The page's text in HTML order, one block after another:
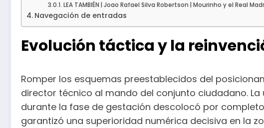
LEA TAMBIÉN | Joao Rafael Silva Robertson | Mourinho y el Real
Navegación de entradas
Evolución táctica y la
Romper los esquemas preestablecidos del
director técnico al mando del conjunto ciudadano.
durante la fase de gestación descolocó por
garantizó una superioridad numérica decisiva en la